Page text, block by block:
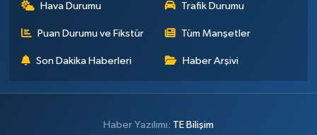
Hava Durumu Trafik Durumu
Puan Durumu ve Fikstür Tüm Manşetler
Son Dakika Haberleri Haber Arşivi
Haber Yazılımı: TE Bilişim